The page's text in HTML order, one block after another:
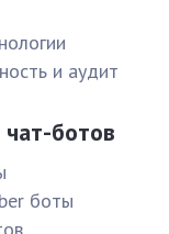
и аудит
чат-ботов
боты